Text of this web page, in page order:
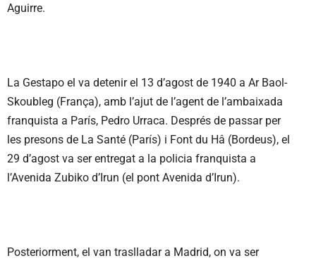
Aguirre.
La Gestapo el va detenir el 13 d’agost de 1940 a Ar Baol-
Skoubleg (França), amb l’ajut de l’agent de l’ambaixada
franquista a París, Pedro Urraca. Després de passar per
les presons de La Santé (París) i Font du Hâ (Bordeus), el
29 d’agost va ser entregat a la policia franquista a
l’Avenida Zubiko d’Irun (el pont Avenida d’Irun).
Posteriorment, el van traslladar a Madrid, on va ser